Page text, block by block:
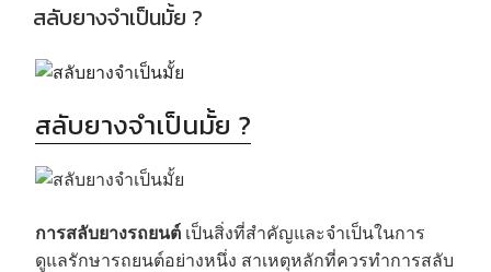
สลับยางจำเป็นมั้ย ?
สลับยางจำเป็นมั้ย ?
การสลับยางรถยนต์ เป็นสิ่งที่สำคัญและจำเป็นในการ
ดูแลรักษารถยนต์อย่างหนึ่ง สาเหตุหลักที่ควรทำการสลับ